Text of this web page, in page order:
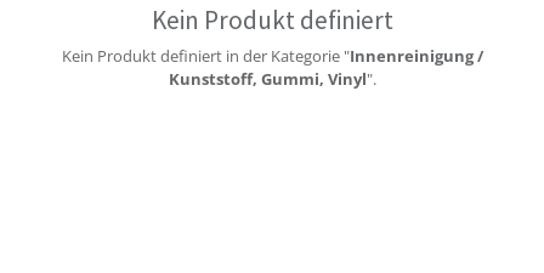
Kein Produkt definiert
Kein Produkt definiert in der Kategorie "Innenreinigung /
Kunststoff, Gummi, Vinyl".